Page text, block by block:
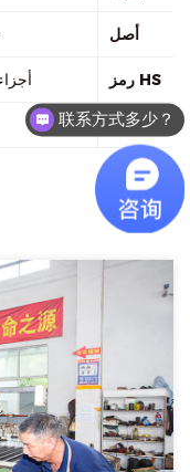
أصل
رمز HS
联系方式多少？